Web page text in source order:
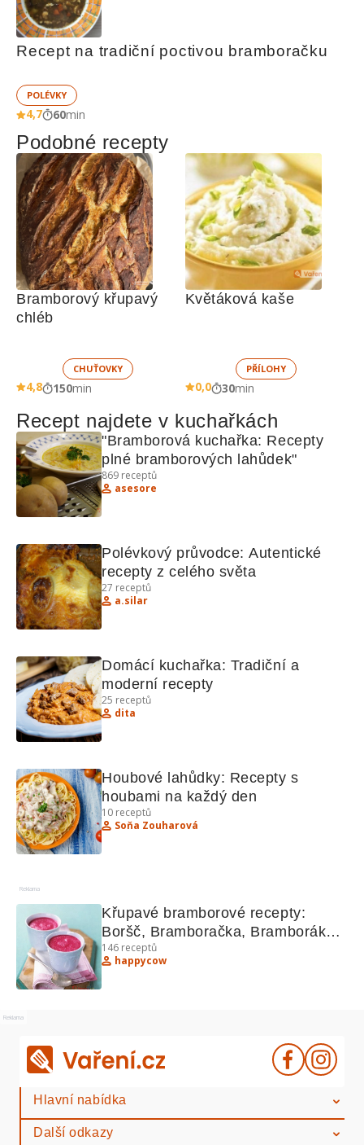
Recept na tradiční poctivou bramboračku
POLÉVKY
4,7 60min
Podobné recepty
Bramborový křupavý
chléb
CHUŤOVKY
4,8 150min
Květáková kaše
PŘÍLOHY
0,0 30min
Recept najdete v kuchařkách
"Bramborová kuchařka: Recepty
plné bramborových lahůdek"
869 receptů
asesore
Polévkový průvodce: Autentické
recepty z celého světa
27 receptů
a.silar
Domácí kuchařka: Tradiční a
moderní recepty
25 receptů
dita
Houbové lahůdky: Recepty s
houbami na každý den
10 receptů
Soňa Zouharová
Reklama
Křupavé bramborové recepty:
Boršč, Bramboračka, Bramboráky a
další polévky
146 receptů
happycow
Reklama
Hlavní nabídka
Další odkazy